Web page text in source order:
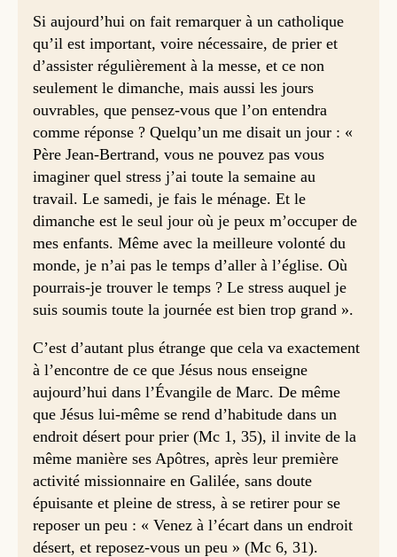
Si aujourd’hui on fait remarquer à un catholique
qu’il est important, voire nécessaire, de prier et
d’assister régulièrement à la messe, et ce non
seulement le dimanche, mais aussi les jours
ouvrables, que pensez-vous que l’on entendra
comme réponse ? Quelqu’un me disait un jour : «
Père Jean-Bertrand, vous ne pouvez pas vous
imaginer quel stress j’ai toute la semaine au
travail. Le samedi, je fais le ménage. Et le
dimanche est le seul jour où je peux m’occuper de
mes enfants. Même avec la meilleure volonté du
monde, je n’ai pas le temps d’aller à l’église. Où
pourrais-je trouver le temps ? Le stress auquel je
suis soumis toute la journée est bien trop grand ».
C’est d’autant plus étrange que cela va exactement
à l’encontre de ce que Jésus nous enseigne
aujourd’hui dans l’Évangile de Marc. De même
que Jésus lui-même se rend d’habitude dans un
endroit désert pour prier (Mc 1, 35), il invite de la
même manière ses Apôtres, après leur première
activité missionnaire en Galilée, sans doute
épuisante et pleine de stress, à se retirer pour se
reposer un peu : « Venez à l’écart dans un endroit
désert, et reposez-vous un peu » (Mc 6, 31).